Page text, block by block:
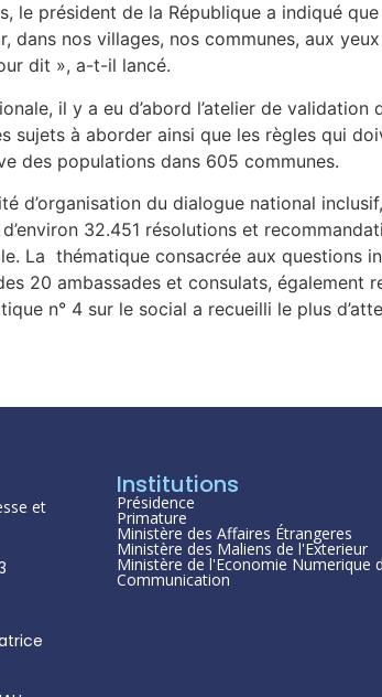
le président de la République a indiqué
dans nos villages, nos communes, aux
dit », a-t-il lancé.
il y a eu d’abord l’atelier de
sujets à aborder ainsi que les règles qui
des populations dans 605 communes.
d’organisation du dialogue national
32.451 résolutions et
La thématique consacrée aux questions
20 ambassades et consulats, également
n° 4 sur le social a recueilli le plus
et
Institutions
Présidence
Primature
Ministère des Affaires Étrangeres
Ministère des Maliens de l'Exterieur
Ministère de l'Economie Numerique
Communication